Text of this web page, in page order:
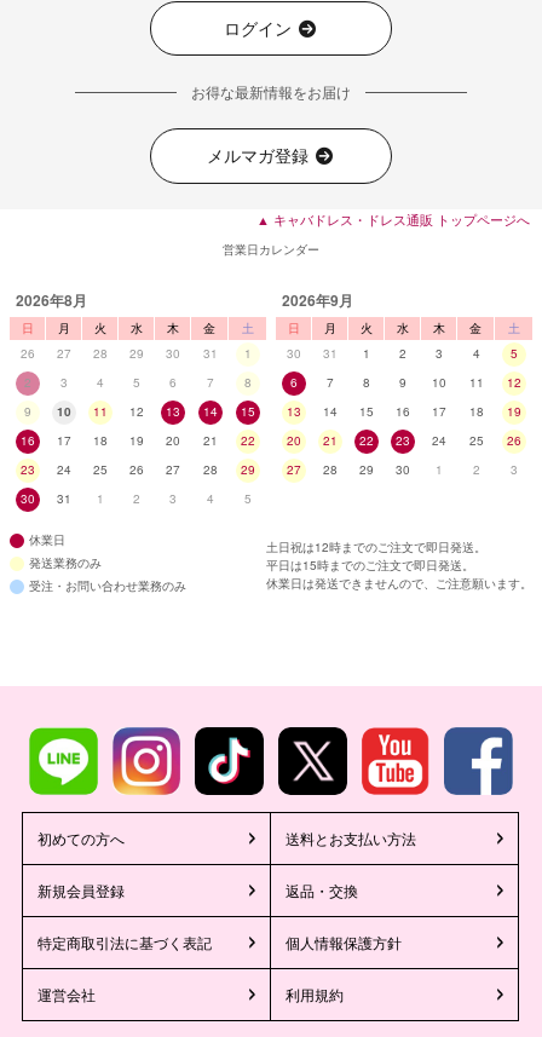
■ディティール
ログイン
お得な最新情報をお届け
メルマガ登録
▲ キャバドレス・ドレス通販 トップページへ
営業日カレンダー
2026年8月
日 月 火 水 木 金
土
26
27 28 29 30 31
1
2
3 4 5 6 7
8
9
10 11 12 13 14
15
16
17 18 19 20 21
22
23
24 25 26 27 28
29
30
31 1 2 3 4 5
2026年9月
日 月 火 水 木 金
土
30
31 1 2 3 4
5
6
7 8 9 10 11
12
13
14 15 16 17 18
19
20
21 22 23 24 25
26
27
28 29 30 1 2 3
休業日
発送業務のみ
受注・お問い合わせ業務のみ
土日祝は12時までのご注文で即日発送。
平日は15時までのご注文で即日発送。
休業日は発送できませんので、ご注意願います。
初めての方へ 送料とお支払い方法
新規会員登録 返品・交換
特定商取引法に基づく表記 個人情報保護方針
運営会社 利用規約